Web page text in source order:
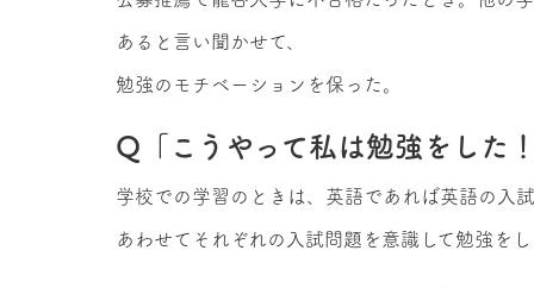
あると言い聞かせて、
勉強のモチベーションを保った。
Q「こうやって私は勉強をした
学校での学習のときは、英語であれば英語の入
あわせてそれぞれの入試問題を意識して勉強を